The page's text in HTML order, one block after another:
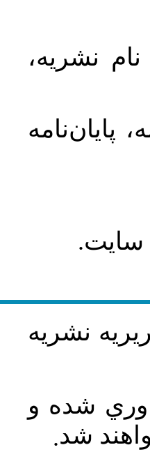
نشریه،
پایان‌نامه
سایت.
نشريه
شده و
شد.